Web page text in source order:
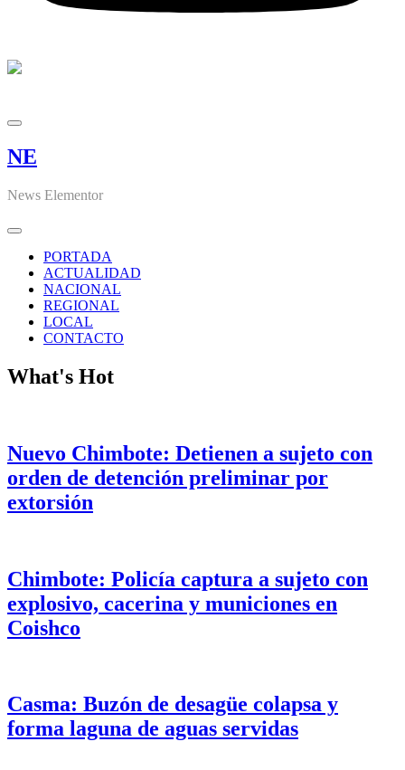
NE
News Elementor
PORTADA
ACTUALIDAD
NACIONAL
REGIONAL
LOCAL
CONTACTO
What's Hot
Nuevo Chimbote: Detienen a sujeto con
orden de detención preliminar por
extorsión
Chimbote: Policía captura a sujeto con
explosivo, cacerina y municiones en
Coishco
Casma: Buzón de desagüe colapsa y
forma laguna de aguas servidas